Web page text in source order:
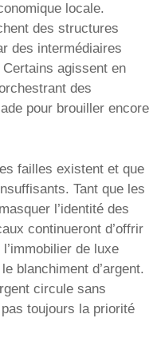
locale.
des structures
des intermédiaires
agissent en
des
pour brouiller encore
failles existent et que
Tant que les
l’identité des
continueront d’offrir
de luxe
blanchiment d’argent.
circule sans
toujours la priorité